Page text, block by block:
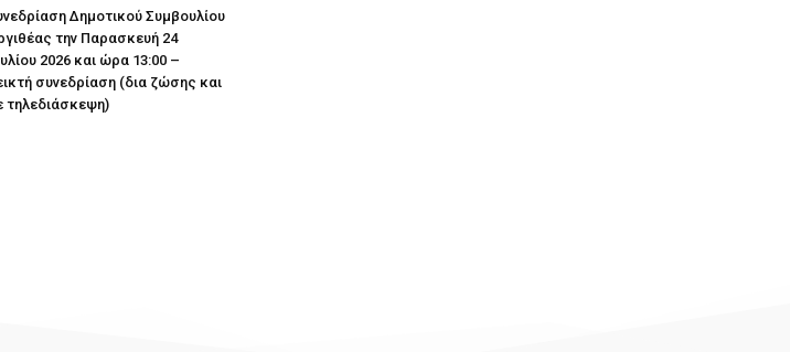
Δημοτικού Συμβουλίου
την Παρασκευή 24
2026 και ώρα 13:00 –
συνεδρίαση (δια ζώσης και
τηλεδιάσκεψη)